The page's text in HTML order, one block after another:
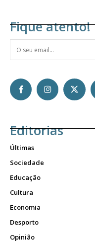
Fique atento!
Editorias
Últimas
Sociedade
Educação
Cultura
Economia
Desporto
Opinião